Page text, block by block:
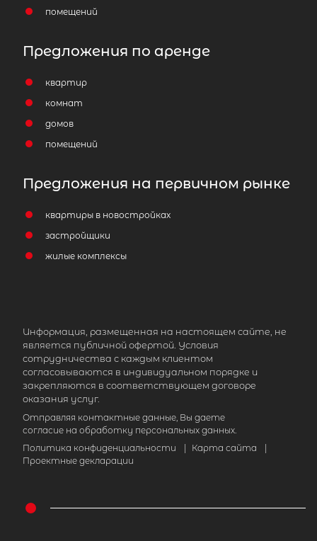
помещений
Предложения по аренде
квартир
комнат
домов
помещений
Предложения на первичном рынке
квартиры в новостройках
застройщики
жилые комплексы
Информация, размещенная на настоящем сайте, не
является публичной офертой. Условия
сотрудничества с каждым клиентом
согласовываются в индивидуальном порядке и
закрепляются в соответствующем договоре
оказания услуг.
Отправляя контактные данные, Вы даете
согласие на обработку персональных данных.
Политика конфиденциальности
Карта сайта
Проектные декларации